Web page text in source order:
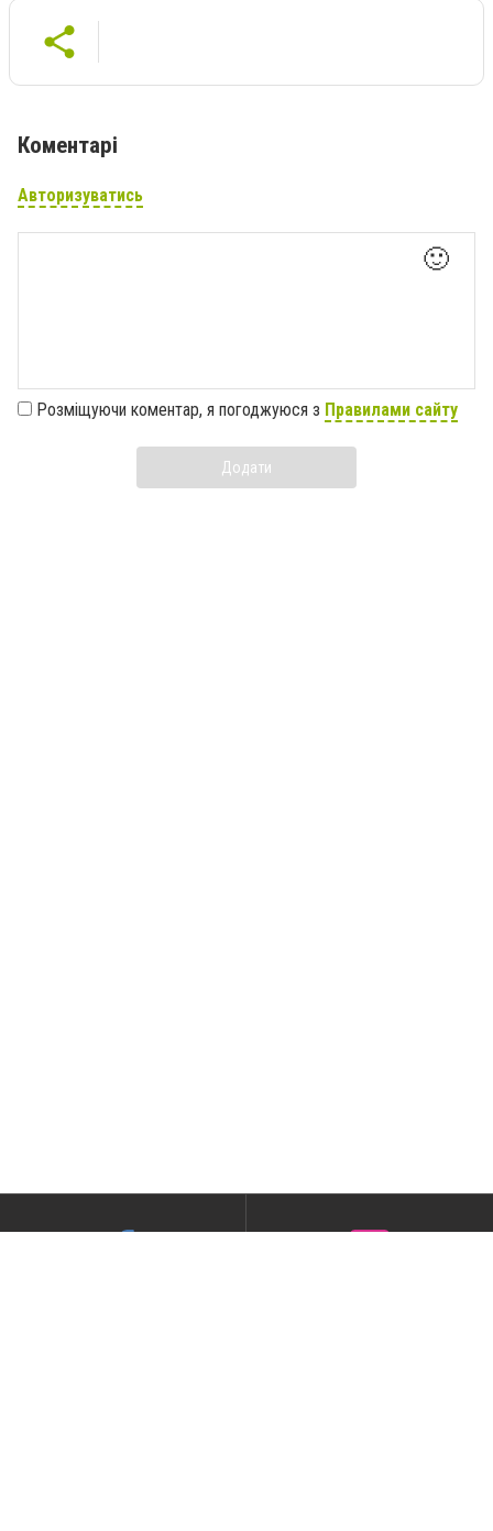
Коментарі
Авторизуватись
🙂
Розміщуючи коментар, я погоджуюся з Правилами сайту
Додати